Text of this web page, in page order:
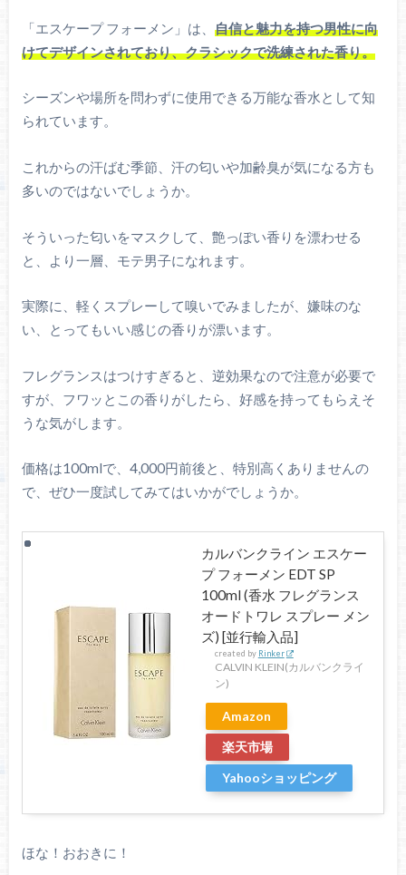
「エスケープ フォーメン」は、 自信と魅力を持つ男性に向
けてデザインされており、クラシックで洗練された香り。
シーズンや場所を問わずに使用できる万能な香水として知
られています。
これからの汗ばむ季節、汗の匂いや加齢臭が気になる方も
多いのではないでしょうか。
そういった匂いをマスクして、艶っぽい香りを漂わせる
と、より一層、モテ男子になれます。
実際に、軽くスプレーして嗅いでみましたが、嫌味のな
い、とってもいい感じの香りが漂います。
フレグランスはつけすぎると、逆効果なので注意が必要で
すが、フワッとこの香りがしたら、好感を持ってもらえそ
うな気がします。
価格は100mlで、4,000円前後と、特別高くありませんの
で、ぜひ一度試してみてはいかがでしょうか。
カルバンクライン エスケー
プ フォーメン EDT SP
100ml (香水 フレグランス
オードトワレ スプレー メン
ズ) [並行輸入品]
created by Rinker
CALVIN KLEIN(カルバンクライ
ン)
Amazon
楽天市場
Yahooショッピング
ほな！おおきに！